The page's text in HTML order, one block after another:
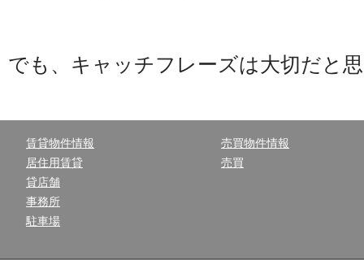
でも、キャッチフレーズは大切だと
賃貸物件情報
居住用賃貸
貸店舗
事務所
駐車場
売買物件情報
売買